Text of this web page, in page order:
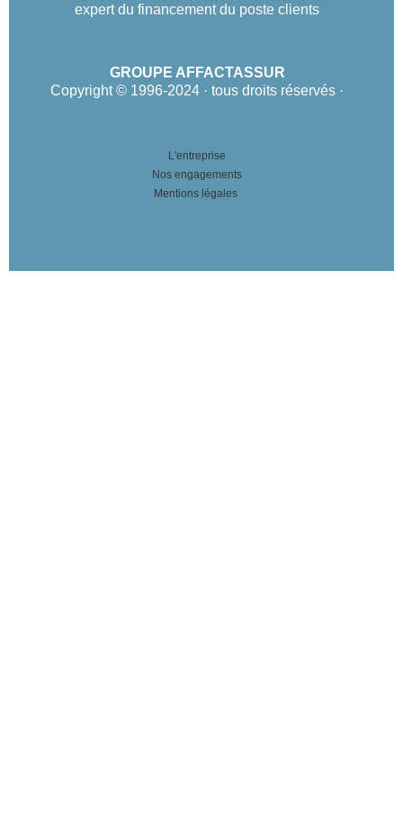
expert du financement du poste clients
GROUPE AFFACTASSUR
Copyright © 1996-2024 · tous droits réservés ·
L'entreprise
Nos engagements
Mentions légales